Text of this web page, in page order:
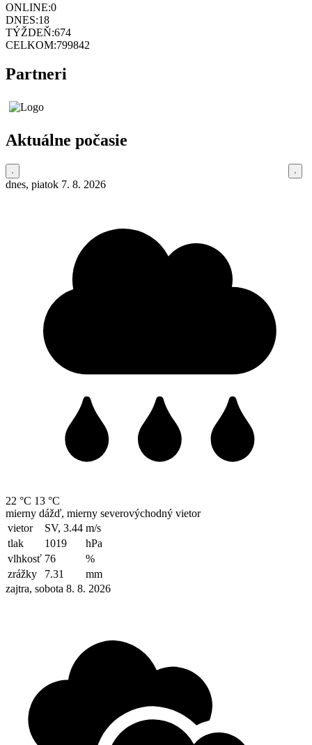
ONLINE:0
DNES:18
TÝŽDEŇ:674
CELKOM:799842
Partneri
Aktuálne počasie
dnes, piatok 7. 8. 2026
22 °C 13 °C
mierny dážď, mierny severovýchodný vietor
vietor
SV, 3.44 m/s
tlak
1019
hPa
vlhkosť 76
%
zrážky
7.31
mm
zajtra, sobota 8. 8. 2026